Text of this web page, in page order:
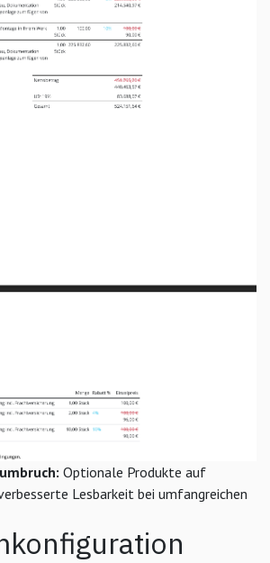
Optionale Produkte auf
Lesbarkeit bei umfangreichen